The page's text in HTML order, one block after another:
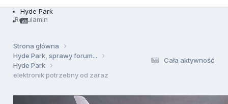
Regulamin
Hyde Park
Cała aktywność
Strona główna
Hyde Park, sprawy forum...
Hyde Park
elektronik potrzebny od zaraz